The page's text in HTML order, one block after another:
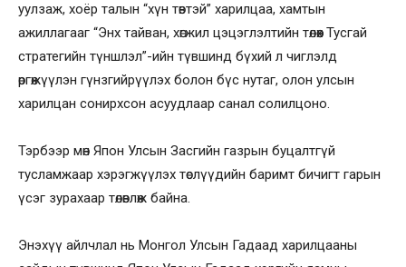
уулзаж, хоёр талын “хүн төвтэй” харилцаа, хамтын
ажиллагааг “Энх тайван, хөгжил цэцэглэлтийн төлөөх Тусгай
стратегийн түншлэл”-ийн түвшинд бүхий л чиглэлд
өргөжүүлэн гүнзгийрүүлэх болон бүс нутаг, олон улсын
харилцан сонирхсон асуудлаар санал солилцоно.
Тэрбээр мөн Япон Улсын Засгийн газрын буцалтгүй
тусламжаар хэрэгжүүлэх төслүүдийн баримт бичигт гарын
үсэг зурахаар төлөвлөж байна.
Энэхүү айлчлал нь Монгол Улсын Гадаад харилцааны